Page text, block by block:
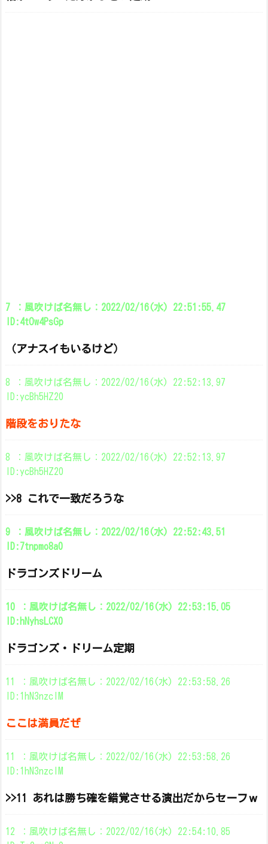
7 ：風吹けば名無し：2022/02/16(水) 22:51:55.47
ID:4tOw4PsGp
（アナスイもいるけど）
8 ：風吹けば名無し：2022/02/16(水) 22:52:13.97
ID:ycBh5HZ20
階段をおりたな
8 ：風吹けば名無し：2022/02/16(水) 22:52:13.97
ID:ycBh5HZ20
>>8 これで一致だろうな
9 ：風吹けば名無し：2022/02/16(水) 22:52:43.51
ID:7tnpmo8a0
ドラゴンズドリーム
10 ：風吹けば名無し：2022/02/16(水) 22:53:15.05
ID:hNyhsLCX0
ドラゴンズ・ドリーム定期
11 ：風吹けば名無し：2022/02/16(水) 22:53:58.26
ID:1hN3nzcIM
ここは満員だぜ
11 ：風吹けば名無し：2022/02/16(水) 22:53:58.26
ID:1hN3nzcIM
>>11 あれは勝ち確を錯覚させる演出だからセーフｗ
12 ：風吹けば名無し：2022/02/16(水) 22:54:10.85